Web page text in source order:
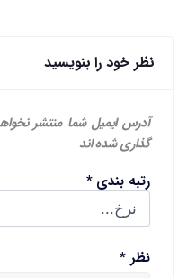
نظر خود را بنویسید
آدرس ایمیل شما منتشر
گذاری شده اند
رتبه بندی*
نظر *